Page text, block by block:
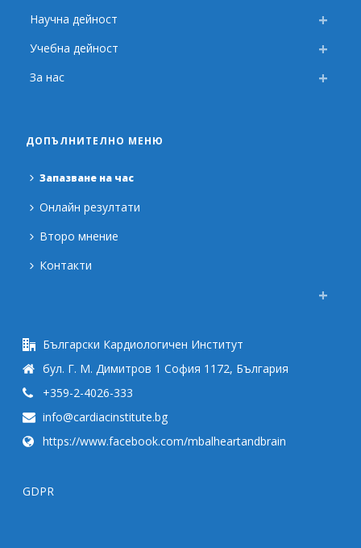
Научна дейност
Учебна дейност
За нас
ДОПЪЛНИТЕЛНО МЕНЮ
Запазване на час
Онлайн резултати
Второ мнение
Контакти
Български Кардиологичен Институт
бул. Г. М. Димитров 1 София 1172, България
+359-2-4026-333
info@cardiacinstitute.bg
https://www.facebook.com/mbalheartandbrain
GDPR